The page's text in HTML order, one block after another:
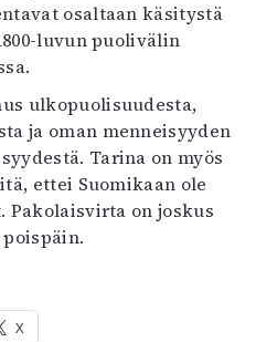
osaltaan käsitystä
luvun puolivälin
ulkopuolisuudesta,
ja oman menneisyyden
Tarina on myös
ettei Suomikaan ole
Pakolaisvirta on joskus
X